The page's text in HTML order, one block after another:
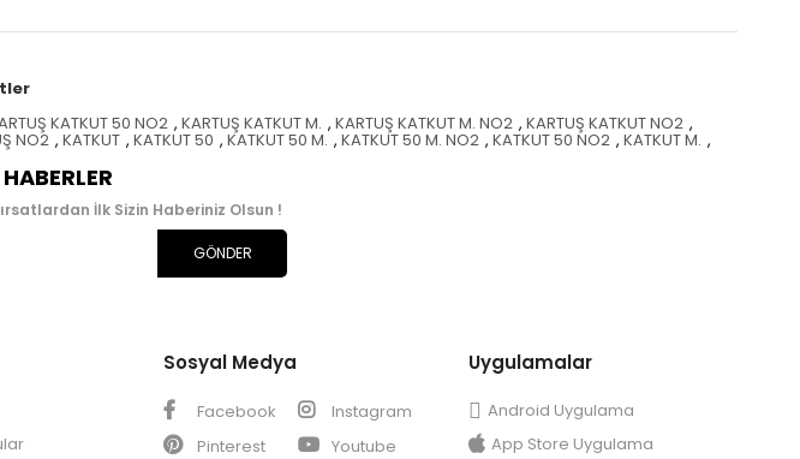
KATKUT 50 NO2 , KARTUŞ KATKUT M. , KARTUŞ KATKUT M. NO2 , KARTUŞ KATKUT NO2 ,
NO2 , KATKUT , KATKUT 50 , KATKUT 50 M. , KATKUT 50 M. NO2 , KATKUT 50 NO2 , KATKUT M. ,
İlk Sizin Haberiniz Olsun !
GÖNDER
Sosyal Medya
Facebook
Instagram
Pinterest
Youtube
Uygulamalar
Android Uygulama
App Store Uygulama